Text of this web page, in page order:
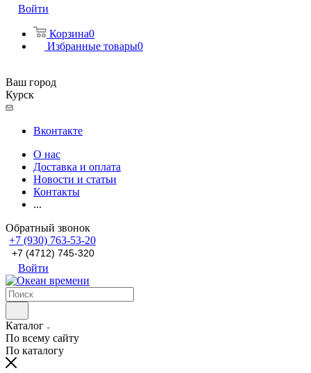
Войти
Корзина0
Избранные товары0
Ваш город
Курск
Вконтакте
О нас
Доставка и оплата
Новости и статьи
Контакты
...
Обратный звонок
+7 (930) 763-53-20
+7 (4712) 745-320
Войти
Каталог
По всему сайту
По каталогу